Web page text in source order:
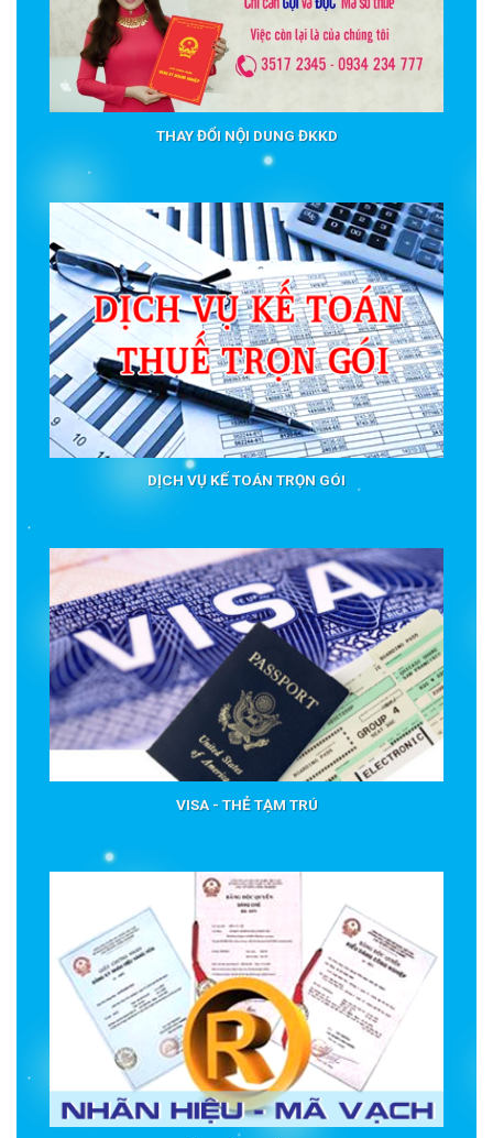
THAY ĐỔI NỘI DUNG ĐKKD
DỊCH VỤ KẾ TOÁN TRỌN GÓI
VISA - THẺ TẠM TRÚ